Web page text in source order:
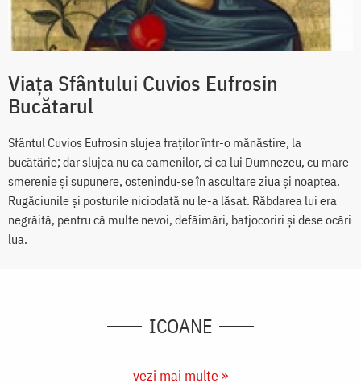
Viața Sfântului Cuvios Eufrosin
Bucătarul
Sfântul Cuvios Eufrosin slujea fraților într-o mănăstire, la
bucătărie; dar slujea nu ca oamenilor, ci ca lui Dumnezeu, cu mare
smerenie și supunere, ostenindu-se în ascultare ziua și noaptea.
Rugăciunile și posturile niciodată nu le-a lăsat. Răbdarea lui era
negrăită, pentru că multe nevoi, defăimări, batjocoriri și dese ocări
lua.
ICOANE
vezi mai multe »